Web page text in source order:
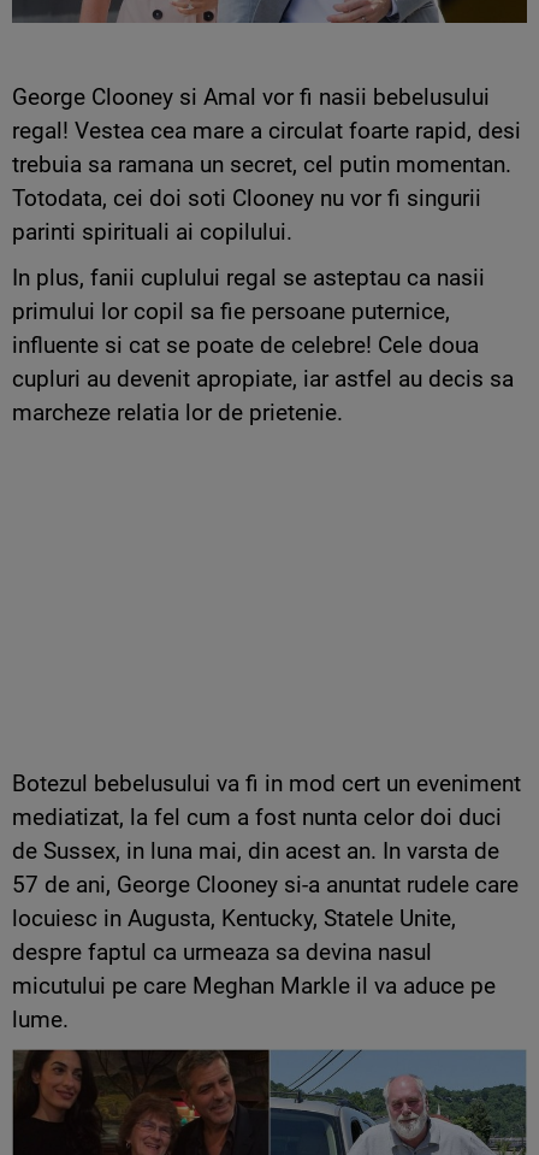
George Clooney si Amal vor fi nasii bebelusului
regal! Vestea cea mare a circulat foarte rapid, desi
trebuia sa ramana un secret, cel putin momentan.
Totodata, cei doi soti Clooney nu vor fi singurii
parinti spirituali ai copilului.
In plus, fanii cuplului regal se asteptau ca nasii
primului lor copil sa fie persoane puternice,
influente si cat se poate de celebre! Cele doua
cupluri au devenit apropiate, iar astfel au decis sa
marcheze relatia lor de prietenie.
Botezul bebelusului va fi in mod cert un eveniment
mediatizat, la fel cum a fost nunta celor doi duci
de Sussex, in luna mai, din acest an. In varsta de
57 de ani, George Clooney si-a anuntat rudele care
locuiesc in Augusta, Kentucky, Statele Unite,
despre faptul ca urmeaza sa devina nasul
micutului pe care Meghan Markle il va aduce pe
lume.